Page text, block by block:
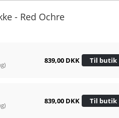
- Red Ochre
839,00 DKK Til butik
839,00 DKK Til butik